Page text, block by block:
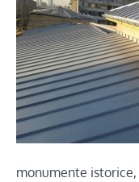
monumente istorice,